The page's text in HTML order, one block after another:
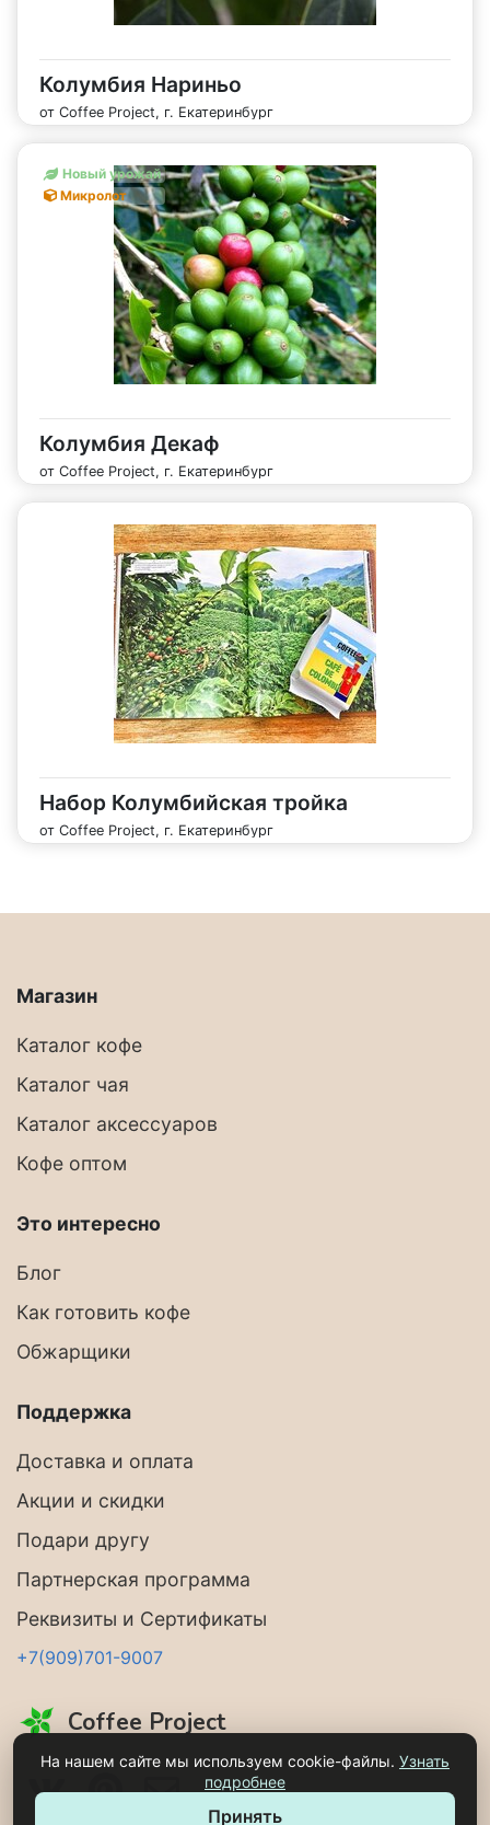
Колумбия Нариньо
от Coffee Project, г. Екатеринбург
Колумбия Декаф
от Coffee Project, г. Екатеринбург
Новый урожай
Микролот
Набор Колумбийская тройка
от Coffee Project, г. Екатеринбург
Магазин
Каталог кофе
Каталог чая
Каталог аксессуаров
Кофе оптом
Это интересно
Блог
Как готовить кофе
Обжарщики
Поддержка
Доставка и оплата
Акции и скидки
Подари другу
Партнерская программа
Реквизиты и Сертификаты
+7(909)701-9007
Coffee Project
На нашем сайте мы используем cookie-файлы. Узнать
подробнее
Принять